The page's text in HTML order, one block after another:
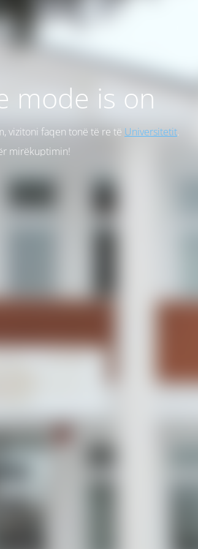
mode is on
vizitoni faqen tonë të re të Universitetit.
mirëkuptimin!